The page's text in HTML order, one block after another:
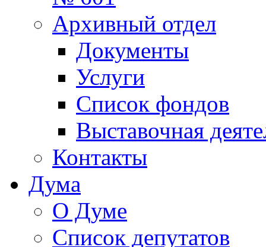
Архивный отдел
Документы
Услуги
Список фондов
Выставочная
Контакты
Дума
О Думе
Список депутатов